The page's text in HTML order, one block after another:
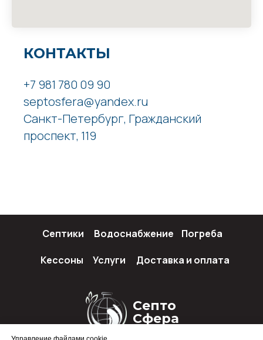
КОНТАКТЫ
+7 981 780 09 90
septosfera@yandex.ru
Санкт-Петербург, Гражданский
проспект, 119
Септо
Сфера
Септики Водоснабжение Погреба
Кессоны Услуги Доставка и оплата